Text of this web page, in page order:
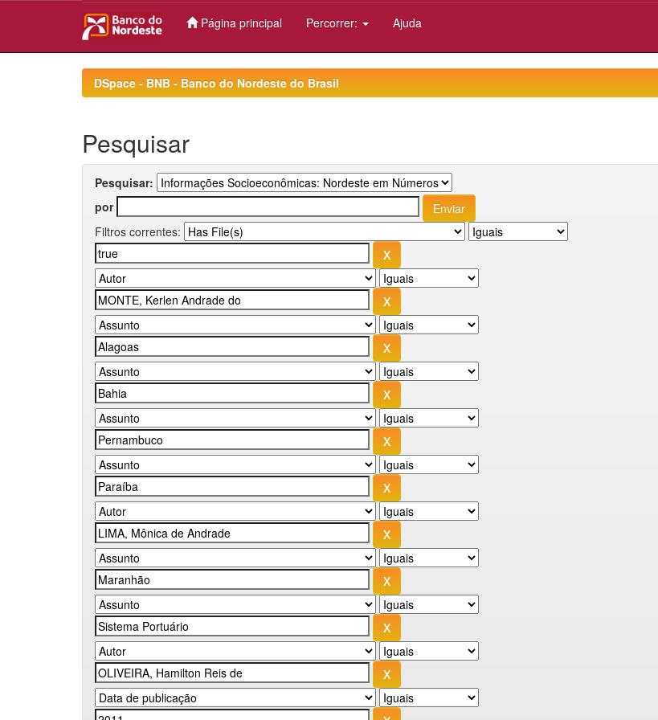
Página principal Percorrer: Ajuda
DSpace - BNB - Banco do Nordeste do Brasil
Pesquisar
Pesquisar:
por
Filtros correntes: